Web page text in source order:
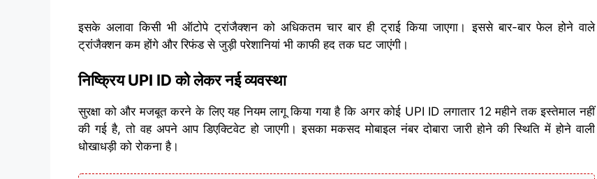
इसके अलावा किसी भी ऑटोपे ट्रांजैक्शन को अधिकतम चार बार ही ट्राई किया जाएगा। इससे बार-बार फेल होने वाले
ट्रांजैक्शन कम होंगे और रिफंड से जुड़ी परेशानियां भी काफी हद तक घट जाएंगी।
निष्क्रिय UPI ID को लेकर नई व्यवस्था
सुरक्षा को और मजबूत करने के लिए यह नियम लागू किया गया है कि अगर कोई UPI ID लगातार 12 महीने तक इस्तेमाल नहीं
की गई है, तो वह अपने आप डिएक्टिवेट हो जाएगी। इसका मकसद मोबाइल नंबर दोबारा जारी होने की स्थिति में होने वाली
धोखाधड़ी को रोकना है।